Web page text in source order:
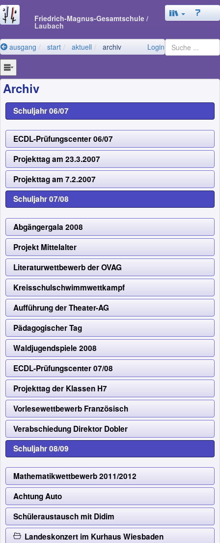
Friedrich-Magnus-Gesamtschule /
Laubach
ausgang start aktuell archiv Login
Archiv
Schuljahr 06/07
ECDL-Prüfungscenter 06/07
Projekttag am 23.3.2007
Projekttag am 7.2.2007
Schuljahr 07/08
Abgängergala 2008
Projekt Mittelalter
Literaturwettbewerb der OVAG
Kreisschulschwimmwettkampf
Aufführung der Theater-AG
Pädagogischer Tag
Waldjugendspiele 2008
ECDL-Prüfungscenter 07/08
Projekttag der Klassen H7
Vorlesewettbewerb Französisch
Verabschiedung Direktor Dobler
Schuljahr 08/09
Mathematikwettbewerb 2011/2012
Achtung Auto
Schüleraustausch mit Didim
Landeskonzert im Kurhaus Wiesbaden